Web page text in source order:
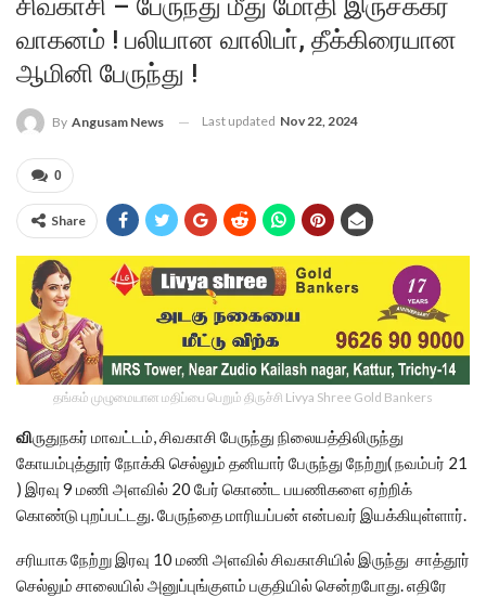
சிவகாசி – பேருந்து மீது மோதி இருசக்கர
வாகனம் ! பலியான வாலிபா், தீக்கிரையான
ஆமினி பேருந்து !
By Angusam News Last updated Nov 22, 2024
0
Share
தங்கம் முழுமையான மதிப்பை பெறும் திருச்சி Livya Shree Gold Bankers
விருதுநகர் மாவட்டம், சிவகாசி பேருந்து நிலையத்திலிருந்து
கோயம்புத்தூர் நோக்கி செல்லும் தனியார் பேருந்து நேற்று( நவம்பர் 21
) இரவு 9 மணி அளவில் 20 பேர் கொண்ட பயணிகளை ஏற்றிக்
கொண்டு புறப்பட்டது. பேருந்தை மாரியப்பன் என்பவர் இயக்கியுள்ளார்.
சரியாக நேற்று இரவு 10 மணி அளவில் சிவகாசியில் இருந்து சாத்தூர்
செல்லும் சாலையில் அனுப்புங்குளம் பகுதியில் சென்றபோது. எதிரே